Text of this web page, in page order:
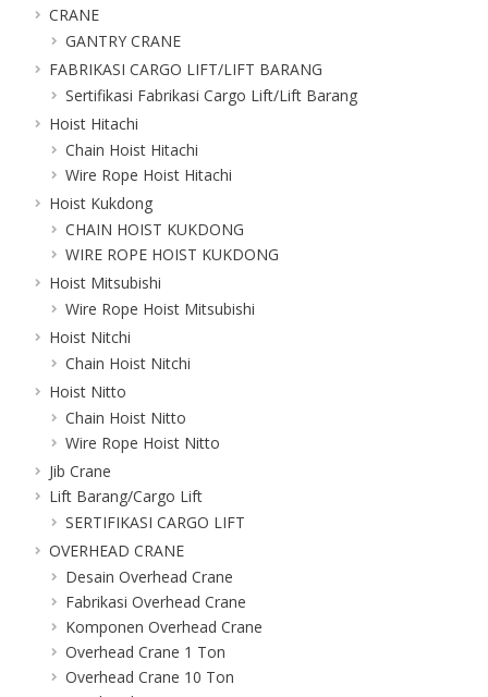
CRANE
GANTRY CRANE
FABRIKASI CARGO LIFT/LIFT BARANG
Sertifikasi Fabrikasi Cargo Lift/Lift Barang
Hoist Hitachi
Chain Hoist Hitachi
Wire Rope Hoist Hitachi
Hoist Kukdong
CHAIN HOIST KUKDONG
WIRE ROPE HOIST KUKDONG
Hoist Mitsubishi
Wire Rope Hoist Mitsubishi
Hoist Nitchi
Chain Hoist Nitchi
Hoist Nitto
Chain Hoist Nitto
Wire Rope Hoist Nitto
Jib Crane
Lift Barang/Cargo Lift
SERTIFIKASI CARGO LIFT
OVERHEAD CRANE
Desain Overhead Crane
Fabrikasi Overhead Crane
Komponen Overhead Crane
Overhead Crane 1 Ton
Overhead Crane 10 Ton